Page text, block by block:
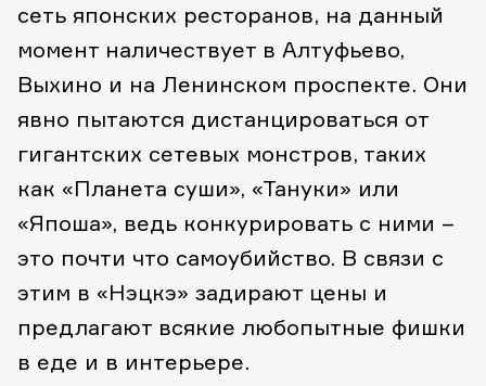
сеть японских ресторанов, на данный
момент наличествует в Алтуфьево,
Выхино и на Ленинском проспекте. Они
явно пытаются дистанцироваться от
гигантских сетевых монстров, таких
как «Планета суши», «Тануки» или
«Япоша», ведь конкурировать с ними –
это почти что самоубийство. В связи с
этим в «Нэцкэ» задирают цены и
предлагают всякие любопытные фишки
в еде и в интерьере.